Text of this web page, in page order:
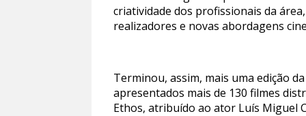
criatividade dos profissionais da
realizadores e novas abordagens
Terminou, assim, mais uma edição
apresentados mais de 130 filmes
Ethos, atribuído ao ator Luís Miguel